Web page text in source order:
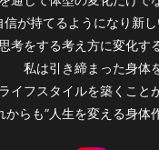
信が持てるようになり新
考をする考え方に変化す
私は引き締まった身体
イフスタイルを築くこと
らも”人生を変える身体